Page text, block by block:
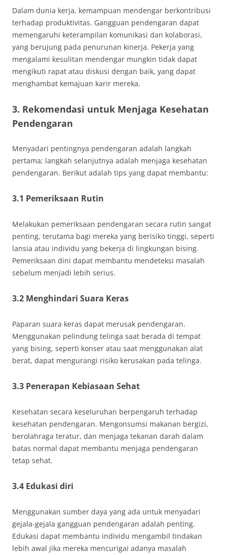
Dalam dunia kerja, kemampuan mendengar berkontribusi
terhadap produktivitas. Gangguan pendengaran dapat
memengaruhi keterampilan komunikasi dan kolaborasi,
yang berujung pada penurunan kinerja. Pekerja yang
mengalami kesulitan mendengar mungkin tidak dapat
mengikuti rapat atau diskusi dengan baik, yang dapat
menghambat kemajuan karir mereka.
3. Rekomendasi untuk Menjaga Kesehatan
Pendengaran
Menyadari pentingnya pendengaran adalah langkah
pertama; langkah selanjutnya adalah menjaga kesehatan
pendengaran. Berikut adalah tips yang dapat membantu:
3.1 Pemeriksaan Rutin
Melakukan pemeriksaan pendengaran secara rutin sangat
penting, terutama bagi mereka yang berisiko tinggi, seperti
lansia atau individu yang bekerja di lingkungan bising.
Pemeriksaan dini dapat membantu mendeteksi masalah
sebelum menjadi lebih serius.
3.2 Menghindari Suara Keras
Paparan suara keras dapat merusak pendengaran.
Menggunakan pelindung telinga saat berada di tempat
yang bising, seperti konser atau saat menggunakan alat
berat, dapat mengurangi risiko kerusakan pada telinga.
3.3 Penerapan Kebiasaan Sehat
Kesehatan secara keseluruhan berpengaruh terhadap
kesehatan pendengaran. Mengonsumsi makanan bergizi,
berolahraga teratur, dan menjaga tekanan darah dalam
batas normal dapat membantu menjaga pendengaran
tetap sehat.
3.4 Edukasi diri
Menggunakan sumber daya yang ada untuk menyadari
gejala-gejala gangguan pendengaran adalah penting.
Edukasi dapat membantu individu mengambil tindakan
lebih awal jika mereka mencurigai adanya masalah